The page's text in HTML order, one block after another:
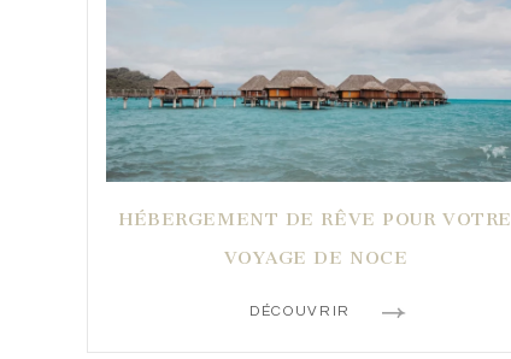
HÉBERGEMENT DE RÊVE POUR VOTRE
VOYAGE DE NOCE
DÉCOUVRIR